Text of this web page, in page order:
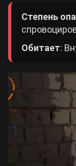
Степень
Обитает: